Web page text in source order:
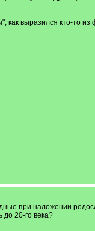
как выразился кто-то из
при наложении
20-го века?